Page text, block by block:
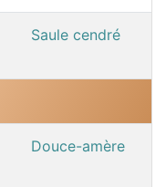
Saule cendré
Douce-amère